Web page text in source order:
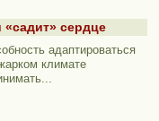
«садит» сердце
адаптироваться
климате